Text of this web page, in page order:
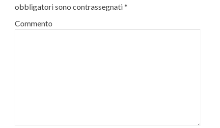
obbligatori sono contrassegnati*
Commento